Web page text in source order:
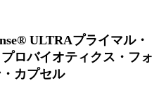
ULTRAプライマル・
ロバイオティクス・フォ
カプセル